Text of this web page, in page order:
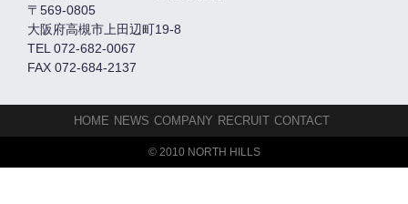
〒569-0805
大阪府高槻市上田辺町19-8
TEL 072-682-0067
FAX 072-684-2137
HOME NEWS COMPANY RECRUIT CONTACT
© 2010 NORTH HILLS